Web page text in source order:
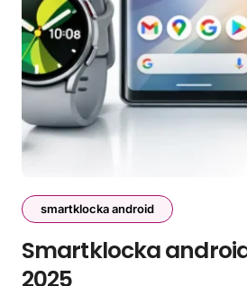
smartklocka android
Smartklocka
2025